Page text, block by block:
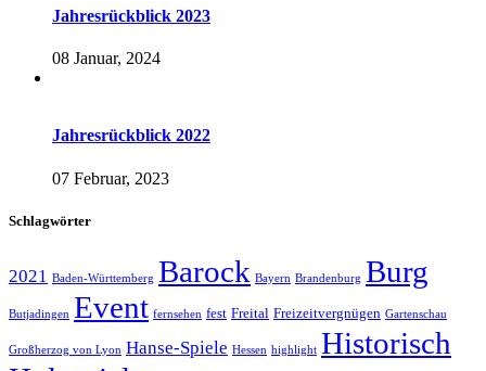
Jahresrückblick 2023
08 Januar, 2024
Jahresrückblick 2022
07 Februar, 2023
Schlagwörter
2021 Baden-Württemberg Barock Bayern Brandenburg Burg
Butjadingen Event fernsehen fest Freital Freizeitvergnügen Gartenschau
Großherzog von Lyon Hanse-Spiele Hessen highlight Historisch